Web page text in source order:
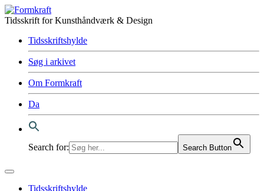
Tidsskrift for Kunsthåndværk & Design
Tidsskriftshylde
Søg i arkivet
Om Formkraft
Da
Search for: Search Button
Tidsskriftshylde